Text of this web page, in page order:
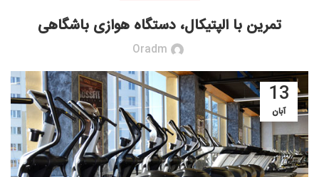
تمرین با الپتیکال، دستگاه هوازی باشگاهی
Oradm
13
آبان